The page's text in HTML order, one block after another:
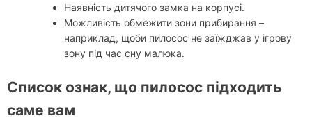
Наявність дитячого замка на корпусі.
Можливість обмежити зони прибирання –
наприклад, щоби пилосос не заїжджав у ігрову
зону під час сну малюка.
Список ознак, що пилосос підходить
саме вам